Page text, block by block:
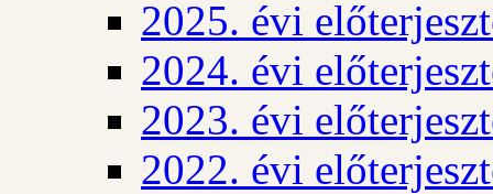
2025. évi
2024. évi
2023. évi
2022. évi